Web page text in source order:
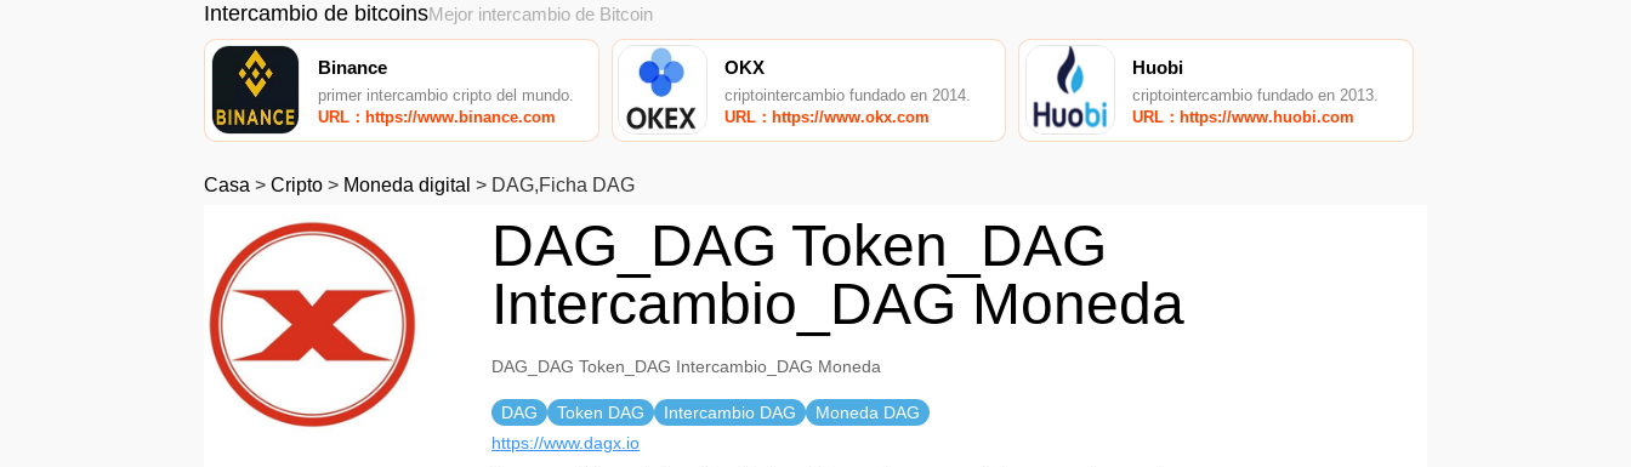
Intercambio de bitcoinsMejor intercambio de Bitcoin
Binance
primer intercambio cripto del mundo.
URL：https://www.binance.com
OKX
criptointercambio fundado en 2014.
URL：https://www.okx.com
Huobi
criptointercambio fundado en 2013.
URL：https://www.huobi.com
Casa > Cripto > Moneda digital > DAG,Ficha DAG
DAG_DAG Token_DAG
Intercambio_DAG Moneda
DAG_DAG Token_DAG Intercambio_DAG Moneda
DAG Token DAG Intercambio DAG
Moneda DAG
https://www.dagx.io